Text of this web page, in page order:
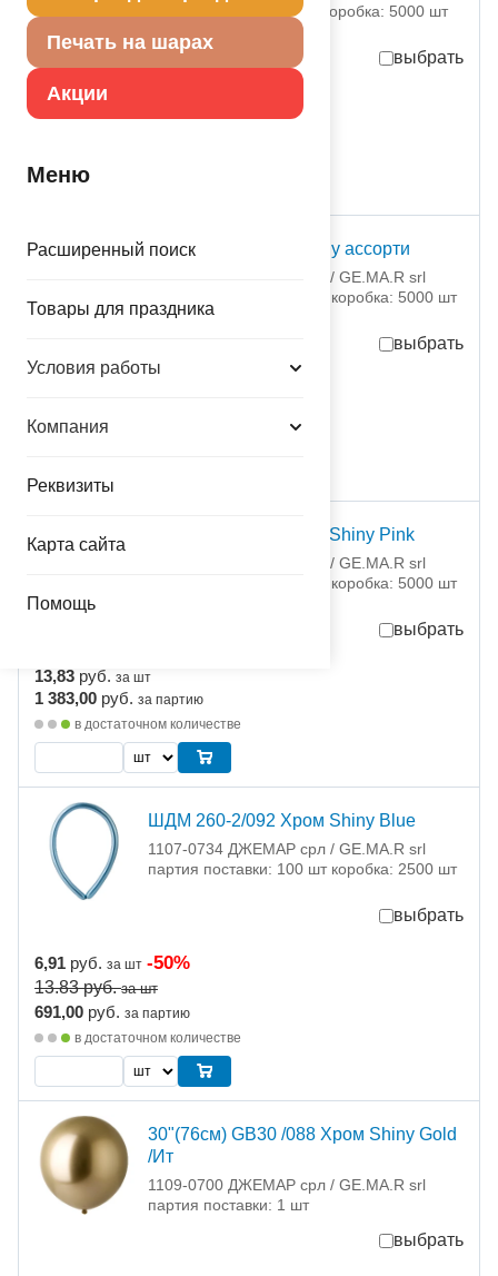
Печать на шарах
Акции
Меню
Расширенный поиск
Товары для праздника
Условия работы
Компания
Реквизиты
Карта сайта
Помощь
партия поставки: 25 шт коробка: 5000 шт
выбрать
13,96руб.
ШДМ 260-2 Хром Shiny ассорти
1107-0729 ДЖЕМАР срл / GE.MA.R srl
партия поставки: 100 шт коробка: 5000 шт
выбрать
ШДМ 260-2/091 Хром Shiny Pink
1107-0733 ДЖЕМАР срл / GE.MA.R srl
партия поставки: 100 шт коробка: 5000 шт
выбрать
13,83 руб. за шт
1 383,00 руб. за партию
в достаточном количестве
ШДМ 260-2/092 Хром Shiny Blue
1107-0734 ДЖЕМАР срл / GE.MA.R srl
партия поставки: 100 шт коробка: 2500 шт
выбрать
6,91 руб. за шт -50%
13.83руб. за шт
691,00 руб. за партию
в достаточном количестве
30"(76см) GB30 /088 Хром Shiny Gold
/Ит
1109-0700 ДЖЕМАР срл / GE.MA.R srl
партия поставки: 1 шт
выбрать